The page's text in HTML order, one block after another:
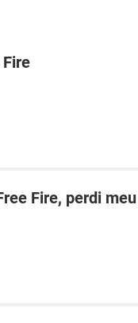
Fire, perdi